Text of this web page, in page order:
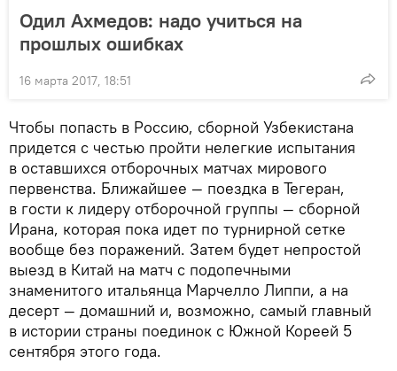
Одил Ахмедов: надо учиться на
прошлых ошибках
16 марта 2017, 18:51
Чтобы попасть в Россию, сборной Узбекистана
придется с честью пройти нелегкие испытания
в оставшихся отборочных матчах мирового
первенства. Ближайшее — поездка в Тегеран,
в гости к лидеру отборочной группы — сборной
Ирана, которая пока идет по турнирной сетке
вообще без поражений. Затем будет непростой
выезд в Китай на матч с подопечными
знаменитого итальянца Марчелло Липпи, а на
десерт — домашний и, возможно, самый главный
в истории страны поединок с Южной Кореей 5
сентября этого года.